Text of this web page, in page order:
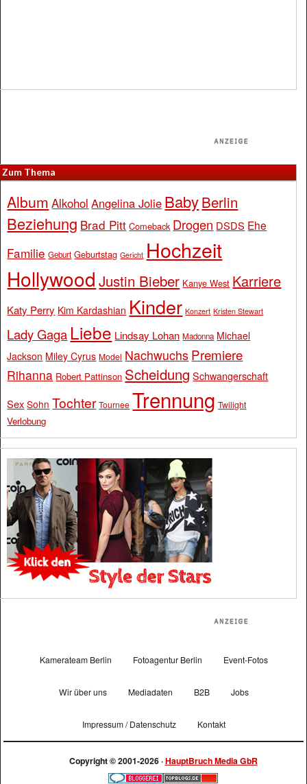
Zum Thema
Album Alkohol Angelina Jolie BabyBerlin
Beziehung Brad Pitt Comeback Drogen DSDS Ehe
Familie Geburt Geburtstag Gericht Hochzeit
Hollywood Justin Bieber Kanye West Karriere
Katy Perry Kim Kardashian Kinder Konzert Kristen Stewart
Lady Gaga Liebe Lindsay Lohan Madonna Michael
Jackson Miley Cyrus Model Nachwuchs Premiere
Rihanna Robert Pattinson Scheidung Schwangerschaft
Sex Sohn Tochter Tournee Trennung Twilight
Verlobung
Kamerateam Berlin Fotoagentur Berlin Event-Fotos
Wir über uns Mediadaten B2B Jobs
Impressum / Datenschutz Kontakt
Copyright © 2001-2026 ·HauptBruch Media GbR